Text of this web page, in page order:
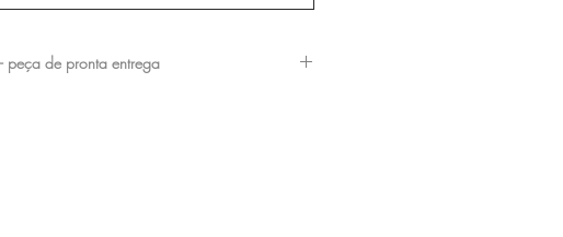
ATENÇÃO - peça de pronta entrega